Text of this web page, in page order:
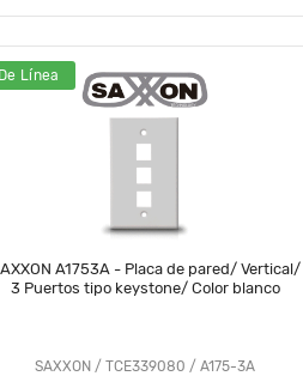
De Línea
A1753A - Placa de pared/ Vertical/
3 Puertos tipo keystone/ Color blanco
SAXXON / TCE339080 / A175-3A